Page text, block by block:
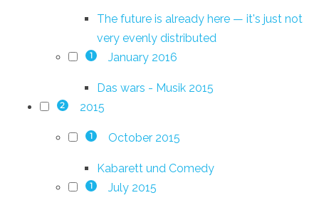
The future is already here — it's just not
very evenly distributed
1 January 2016
Das wars - Musik 2015
2 2015
1 October 2015
Kabarett und Comedy
1 July 2015